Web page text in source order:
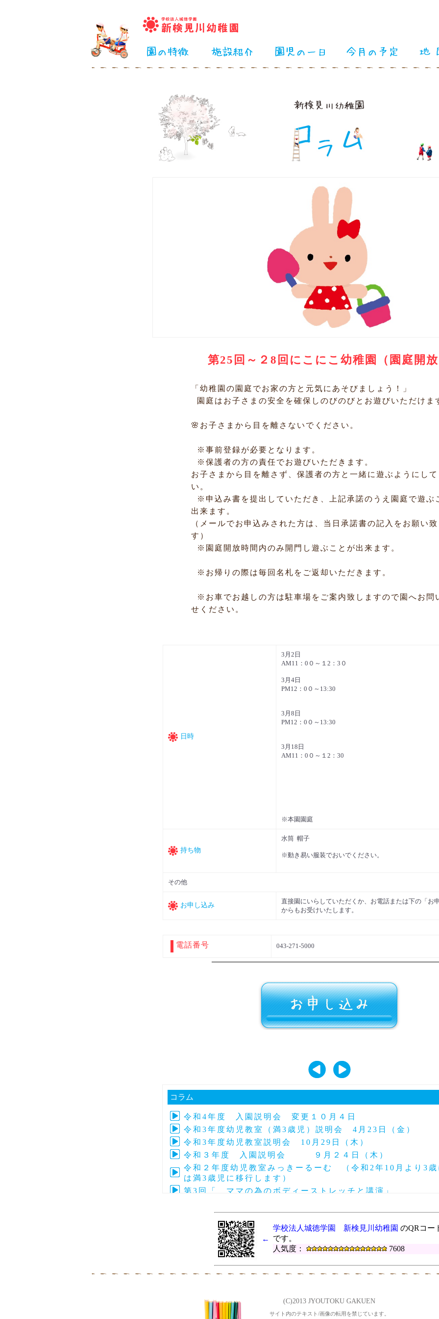
第25回～２8回にこにこ幼稚園（園庭開放
「幼稚園の園庭でお家の方と元気にあそびましょう！」
園庭はお子さまの安全を確保しのびのびとお遊びいただけま
🌸お子さまから目を離さないでください。
※事前登録が必要となります。
※保護者の方の責任でお遊びいただきます。
お子さまから目を離さず、保護者の方と一緒に遊ぶようにして
い。
※申込み書を提出していただき、上記承諾のうえ園庭で遊ぶ
出来ます。
（メールでお申込みされた方は、当日承諾書の記入をお願い致
す）
※園庭開放時間内のみ開門し遊ぶことが出来ます。
※お帰りの際は毎回名札をご返却いただきます。
※お車でお越しの方は駐車場をご案内致しますので園へお問
せください。
日時
3月2日
AM11：0０～１2：3０
3月4日
PM12：0０～13:30
3月8日
PM12：0０～13:30
3月18日
AM11：0０～１2：30
※本園園庭
持ち物
水筒 帽子
※動き易い服装でおいでください。
その他
お申し込み
直接園にいらしていただくか、お電話または下の「お
からもお受けいたします。
電話番号 043-271-5000
コラム
令和4年度 入園説明会 変更１０月４日
令和3年度幼児教室（満3歳児）説明会 4月23日（金）
令和3年度幼児教室説明会 10月29日（木）
令和３年度 入園説明会 ９月２４日（木）
令和２年度幼児教室みっきーるーむ （令和2年10月より3歳
は満3歳児に移行します）
第3回「 ママの為のボディーストレッチと講演」
令和元年度 第28回～33回にこにこ幼稚園（園庭開放）
第5回ぴょぴょ３Ｂベビーマッサージ11月28日
第3回地域交流「ポニーと遊ぼう」 １１月５日（火）
第4回ぴょぴょ３Ｂベビーマッサージ10月16日
令和２年度幼児教室みっきーるーむ 説明会10月11日
←
学校法人城徳学園 新検見川幼稚園 のQRコー
です。
人気度：
7608
(C)2013 JYOUTOKU GAKUEN
サイト内のテキスト/画像の転用を禁じています。